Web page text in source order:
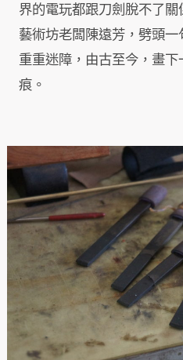
界的電玩都跟刀劍脫不了
藝術坊老闆陳遠芳，劈頭
重重迷障，由古至今，畫
痕。